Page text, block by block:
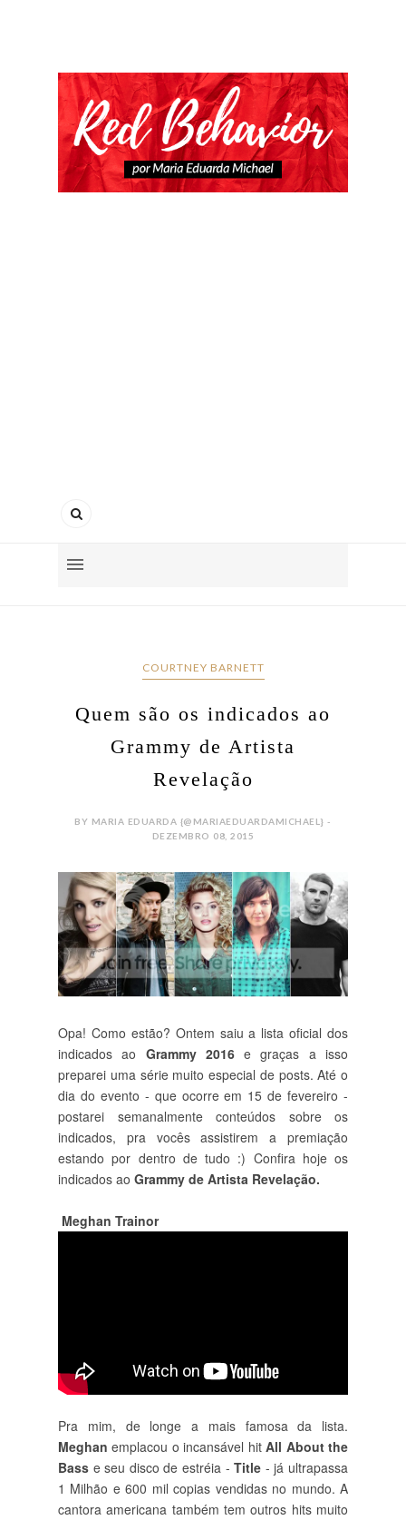
COURTNEY BARNETT
Quem são os indicados ao
Grammy de Artista
Revelação
BY MARIA EDUARDA {@MARIAEDUARDAMICHAEL} -
DEZEMBRO 08, 2015
Opa! Como estão? Ontem saiu a lista oficial dos
indicados ao Grammy 2016e graças a isso
preparei uma série muito especial de posts. Até o
dia do evento - que ocorre em 15 de fevereiro -
postarei semanalmente conteúdos sobre os
indicados, pra vocês assistirem a premiação
estando por dentro de tudo :) Confira hoje os
indicados ao Grammy de Artista Revelação.
Meghan Trainor
Pra mim, de longe a mais famosa da lista.
Meghan emplacou o incansável hitAll About the
Bass e seu disco de estréia -Title - já ultrapassa
1 Milhão e 600 mil copias vendidas no mundo. A
cantora americana também tem outros hits muito